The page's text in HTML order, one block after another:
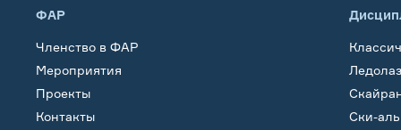
ФАР
Членство в ФАР
Мероприятия
Проекты
Контакты
Ски-